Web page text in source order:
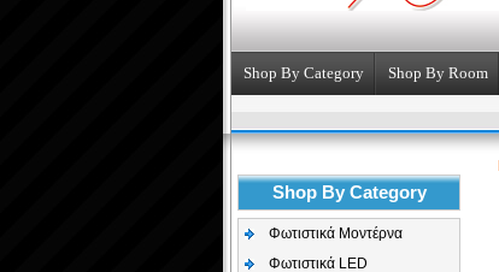
Shop By Category Shop By Room
Shop By Category
Φωτιστικά Μοντέρνα
Φωτιστικά LED